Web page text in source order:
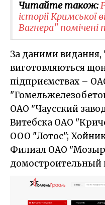
Читайте також:
історії Кримської
Вагнера" помічені
За даними видання,
виготовляються
підприємствах –
ОАО "Чаусский
Витебска ОАО
ООО "Лотос";
Филиал ОАО
домостроительный